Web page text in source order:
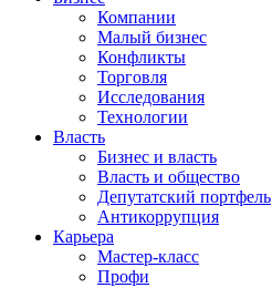
Компании
Малый бизнес
Конфликты
Торговля
Исследования
Технологии
Власть
Бизнес и власть
Власть и общество
Депутатский портфель
Антикоррупция
Карьера
Мастер-класс
Профи